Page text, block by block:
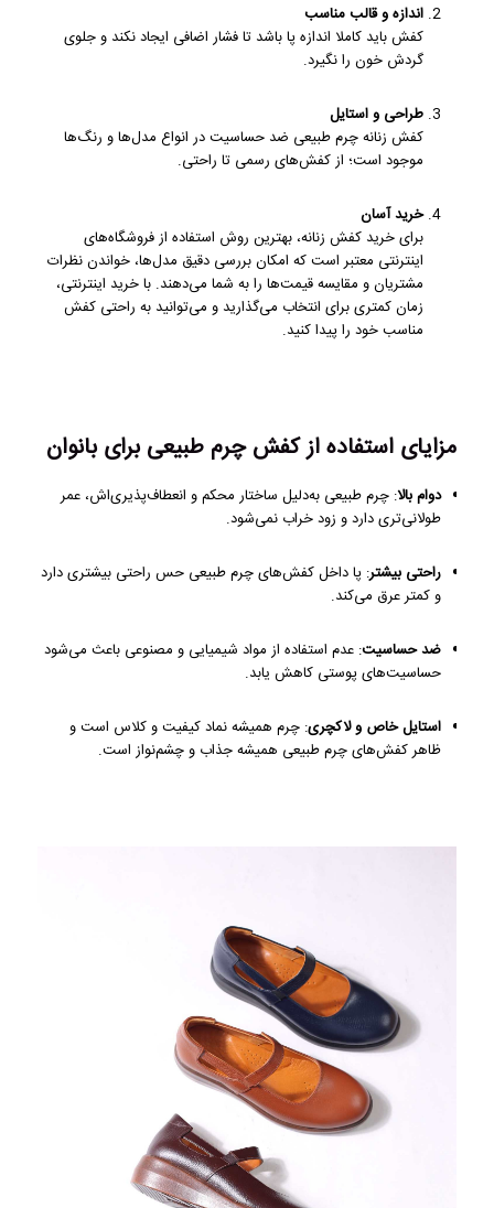
اندازه و قالب مناسب
کفش باید کاملا اندازه پا باشد تا فشار اضافی ایجاد نکند و جلوی
گردش خون را نگیرد.
طراحی و استایل
کفش زنانه چرم طبیعی ضد حساسیت در انواع مدل‌ها و رنگ‌ها
موجود است؛ از کفش‌های رسمی تا راحتی.
خرید آسان
برای خرید کفش زنانه، بهترین روش استفاده از فروشگاه‌های
اینترنتی معتبر است که امکان بررسی دقیق مدل‌ها، خواندن نظرات
مشتریان و مقایسه قیمت‌ها را به شما می‌دهند. با خرید اینترنتی،
زمان کمتری برای انتخاب می‌گذارید و می‌توانید به راحتی کفش
مناسب خود را پیدا کنید.
مزایای استفاده از کفش چرم طبیعی برای بانوان
دوام بالا: چرم طبیعی به‌دلیل ساختار محکم و انعطاف‌پذیری‌اش، عمر
طولانی‌تری دارد و زود خراب نمی‌شود.
راحتی بیشتر: پا داخل کفش‌های چرم طبیعی حس راحتی بیشتری دارد
و کمتر عرق می‌کند.
ضد حساسیت: عدم استفاده از مواد شیمیایی و مصنوعی باعث می‌شود
حساسیت‌های پوستی کاهش یابد.
استایل خاص و لاکچری: چرم همیشه نماد کیفیت و کلاس است و
ظاهر کفش‌های چرم طبیعی همیشه جذاب و چشم‌نواز است.